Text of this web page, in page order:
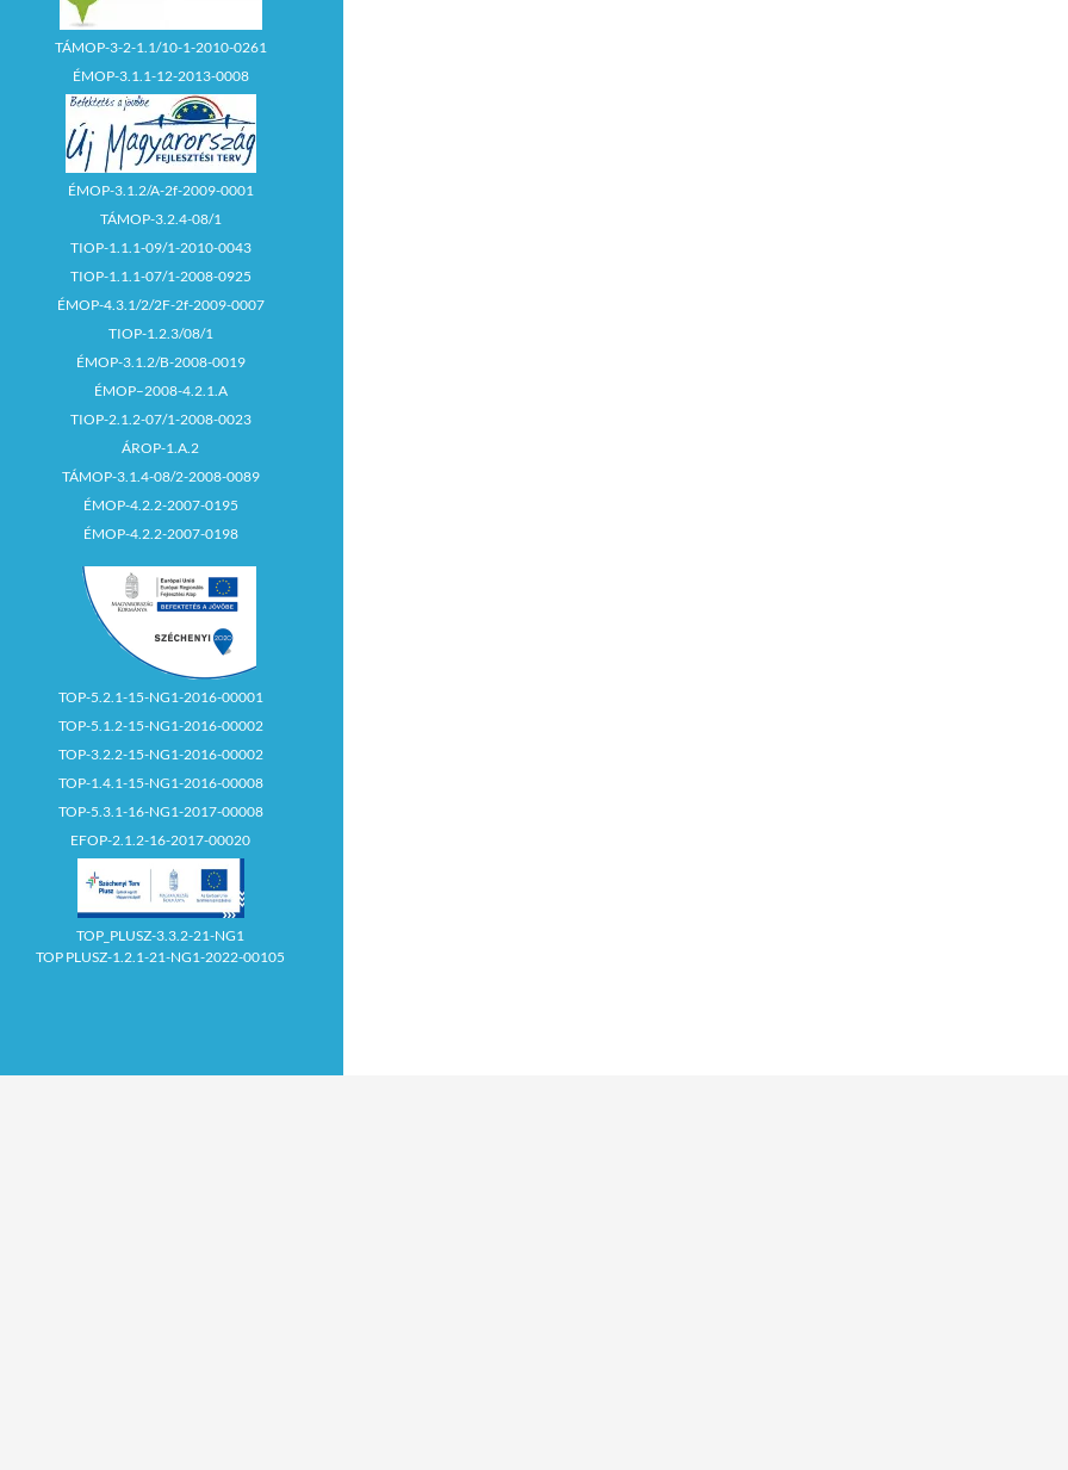
TÁMOP-3-2-1.1/10-1-2010-0261
ÉMOP-3.1.1-12-2013-0008
ÉMOP-3.1.2/A-2f-2009-0001
TÁMOP-3.2.4-08/1
TIOP-1.1.1-09/1-2010-0043
TIOP-1.1.1-07/1-2008-0925
ÉMOP-4.3.1/2/2F-2f-2009-0007
TIOP-1.2.3/08/1
ÉMOP-3.1.2/B-2008-0019
ÉMOP–2008-4.2.1.A
TIOP-2.1.2-07/1-2008-0023
ÁROP-1.A.2
TÁMOP-3.1.4-08/2-2008-0089
ÉMOP-4.2.2-2007-0195
ÉMOP-4.2.2-2007-0198
TOP-5.2.1-15-NG1-2016-00001
TOP-5.1.2-15-NG1-2016-00002
TOP-3.2.2-15-NG1-2016-00002
TOP-1.4.1-15-NG1-2016-00008
TOP-5.3.1-16-NG1-2017-00008
EFOP-2.1.2-16-2017-00020
TOP_PLUSZ-3.3.2-21-NG1
TOP PLUSZ-1.2.1-21-NG1-2022-00105